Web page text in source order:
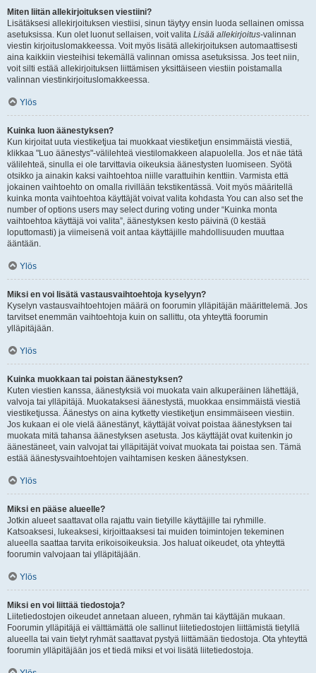
Miten liitän allekirjoituksen viestiini?
Lisätäksesi allekirjoituksen viestiisi, sinun täytyy ensin luoda sellainen omissa
asetuksissa. Kun olet luonut sellaisen, voit valita Lisää allekirjoitus-valinnan
viestin kirjoituslomakkeessa. Voit myös lisätä allekirjoituksen automaattisesti
aina kaikkiin viesteihisi tekemällä valinnan omissa asetuksissa. Jos teet niin,
voit silti estää allekirjoituksen liittämisen yksittäiseen viestiin poistamalla
valinnan viestinkirjoituslomakkeessa.
Ylös
Kuinka luon äänestyksen?
Kun kirjoitat uuta viestiketjua tai muokkaat viestiketjun ensimmäistä viestiä,
klikkaa "Luo äänestys"-välilehteä viestilomakkeen alapuolella. Jos et näe tätä
välilehteä, sinulla ei ole tarvittavia oikeuksia äänestysten luomiseen. Syötä
otsikko ja ainakin kaksi vaihtoehtoa niille varattuihin kenttiin. Varmista että
jokainen vaihtoehto on omalla rivillään tekstikentässä. Voit myös määritellä
kuinka monta vaihtoehtoa käyttäjät voivat valita kohdasta You can also set the
number of options users may select during voting under “Kuinka monta
vaihtoehtoa käyttäjä voi valita”, äänestyksen kesto päivinä (0 kestää
loputtomasti) ja viimeisenä voit antaa käyttäjille mahdollisuuden muuttaa
ääntään.
Ylös
Miksi en voi lisätä vastausvaihtoehtoja kyselyyn?
Kyselyn vastausvaihtoehtojen määrä on foorumin ylläpitäjän määrittelemä. Jos
tarvitset enemmän vaihtoehtoja kuin on sallittu, ota yhteyttä foorumin
ylläpitäjään.
Ylös
Kuinka muokkaan tai poistan äänestyksen?
Kuten viestien kanssa, äänestyksiä voi muokata vain alkuperäinen lähettäjä,
valvoja tai ylläpitäjä. Muokataksesi äänestystä, muokkaa ensimmäistä viestiä
viestiketjussa. Äänestys on aina kytketty viestiketjun ensimmäiseen viestiin.
Jos kukaan ei ole vielä äänestänyt, käyttäjät voivat poistaa äänestyksen tai
muokata mitä tahansa äänestyksen asetusta. Jos käyttäjät ovat kuitenkin jo
äänestäneet, vain valvojat tai ylläpitäjät voivat muokata tai poistaa sen. Tämä
estää äänestysvaihtoehtojen vaihtamisen kesken äänestyksen.
Ylös
Miksi en pääse alueelle?
Jotkin alueet saattavat olla rajattu vain tietyille käyttäjille tai ryhmille.
Katsoaksesi, lukeaksesi, kirjoittaaksesi tai muiden toimintojen tekeminen
alueella saattaa tarvita erikoisoikeuksia. Jos haluat oikeudet, ota yhteyttä
foorumin valvojaan tai ylläpitäjään.
Ylös
Miksi en voi liittää tiedostoja?
Liitetiedostojen oikeudet annetaan alueen, ryhmän tai käyttäjän mukaan.
Foorumin ylläpitäjä ei välttämättä ole sallinut liitetiedostojen liittämistä tietyllä
alueella tai vain tietyt ryhmät saattavat pystyä liittämään tiedostoja. Ota yhteyttä
foorumin ylläpitäjään jos et tiedä miksi et voi lisätä liitetiedostoja.